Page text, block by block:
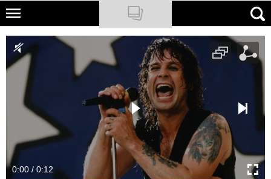
Skip
main
content
NATIONAL GEOGRAPHIC
TRAVELER
PODCASTY
Newsletter
Cuda Polski
0:00 / 0:12